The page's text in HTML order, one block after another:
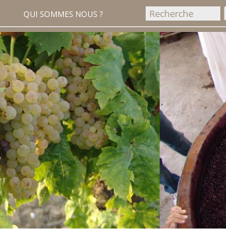
QUI SOMMES NOUS ?